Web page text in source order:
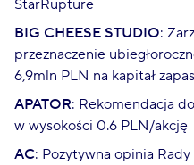
StarRupture
BIG CHEESE STUDIO:
przeznaczenie
6,9mln PLN na kapitał
APATOR: Rekomendacja
w wysokości 0.6 PLN/akcję
AC: Pozytywna opinia